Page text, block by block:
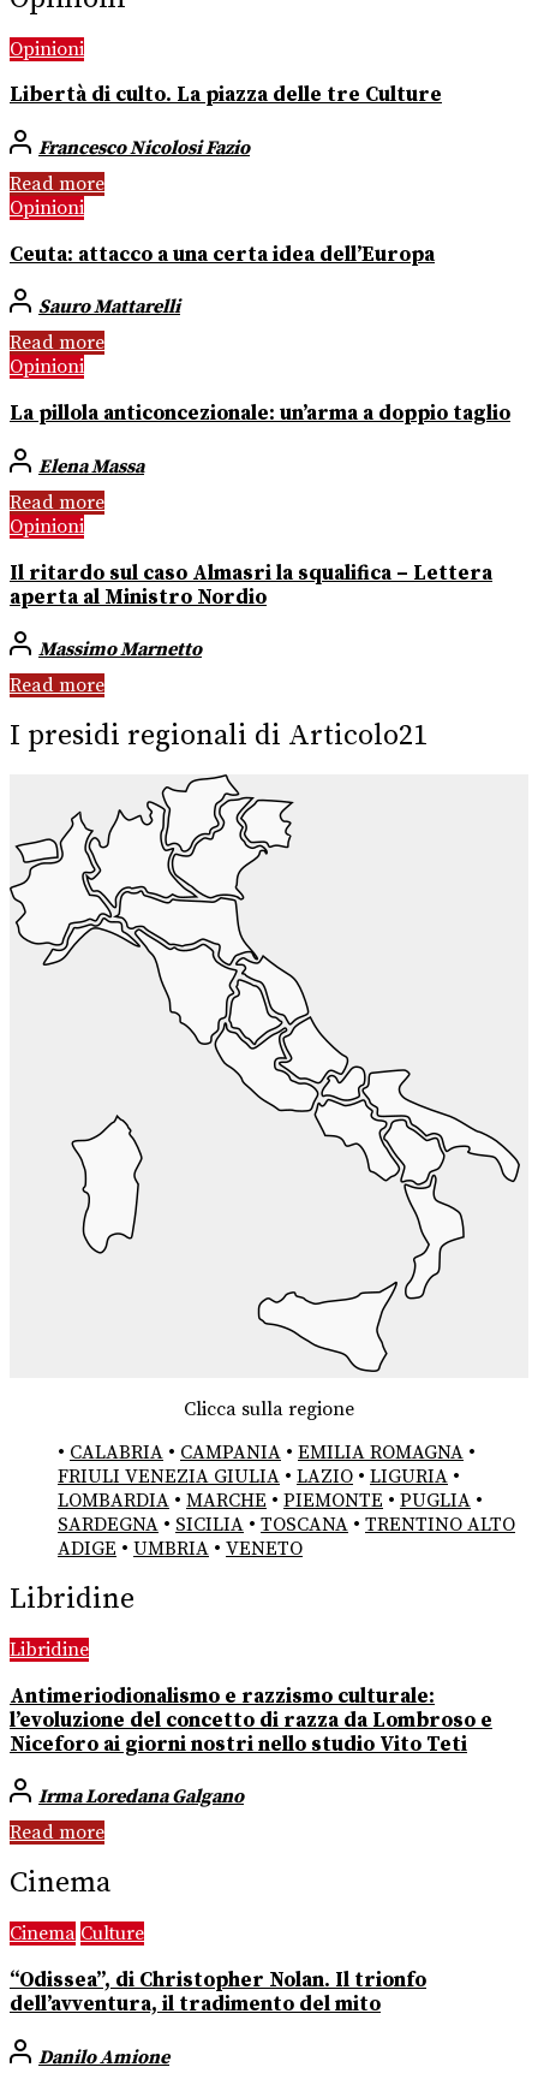
Opinioni
Libertà di culto. La piazza delle tre Culture
Francesco Nicolosi Fazio
Read more
Opinioni
Ceuta: attacco a una certa idea dell’Europa
Sauro Mattarelli
Read more
Opinioni
La pillola anticoncezionale: un’arma a doppio taglio
Elena Massa
Read more
Opinioni
Il ritardo sul caso Almasri la squalifica – Lettera
aperta al Ministro Nordio
Massimo Marnetto
Read more
I presidi regionali di Articolo21
Clicca sulla regione
• CALABRIA • CAMPANIA • EMILIA ROMAGNA •
FRIULI VENEZIA GIULIA • LAZIO • LIGURIA •
LOMBARDIA • MARCHE • PIEMONTE • PUGLIA •
SARDEGNA • SICILIA • TOSCANA • TRENTINO ALTO
ADIGE • UMBRIA • VENETO
Libridine
Libridine
Antimeriodionalismo e razzismo culturale:
l’evoluzione del concetto di razza da Lombroso e
Niceforo ai giorni nostri nello studio Vito Teti
Irma Loredana Galgano
Read more
Cinema
Cinema Culture
“Odissea”, di Christopher Nolan. Il trionfo
dell’avventura, il tradimento del mito
Danilo Amione